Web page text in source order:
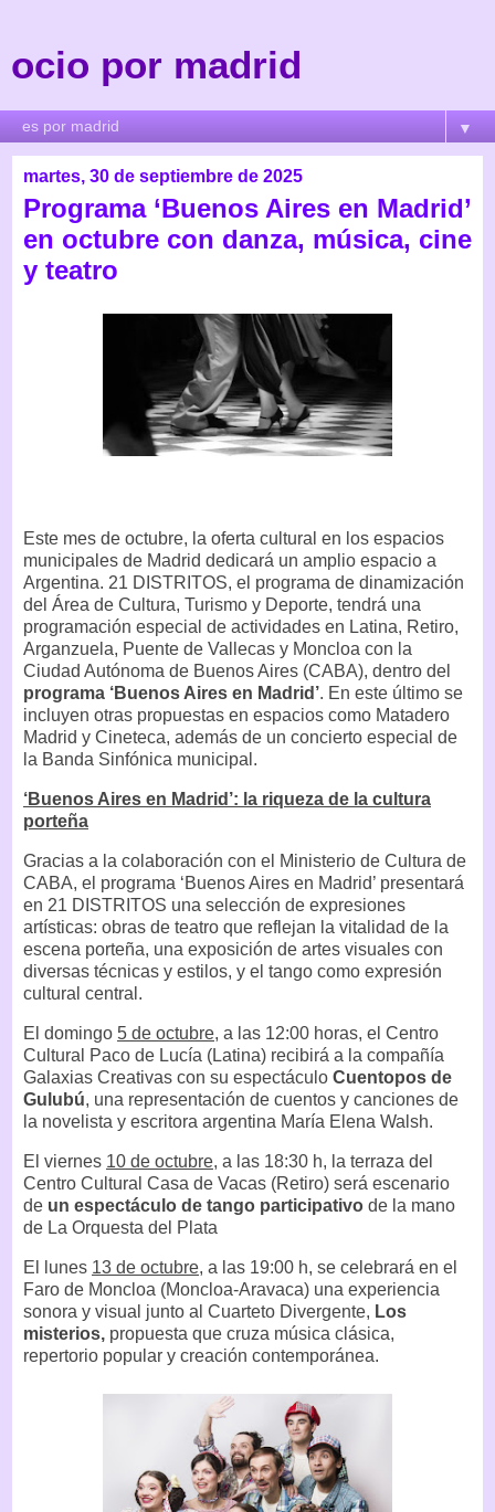
ocio por madrid
▼
martes, 30 de septiembre de 2025
Programa ‘Buenos Aires en Madrid’
en octubre con danza, música, cine
y teatro
Este mes de octubre, la oferta cultural en los espacios
municipales de Madrid dedicará un amplio espacio a
Argentina. 21 DISTRITOS, el programa de dinamización
del Área de Cultura, Turismo y Deporte, tendrá una
programación especial de actividades en Latina, Retiro,
Arganzuela, Puente de Vallecas y Moncloa con la
Ciudad Autónoma de Buenos Aires (CABA), dentro del
programa ‘Buenos Aires en Madrid’. En este último se
incluyen otras propuestas en espacios como Matadero
Madrid y Cineteca, además de un concierto especial de
la Banda Sinfónica municipal.
‘Buenos Aires en Madrid’: la riqueza de la cultura
porteña
Gracias a la colaboración con el Ministerio de Cultura de
CABA, el programa ‘Buenos Aires en Madrid’ presentará
en 21 DISTRITOS una selección de expresiones
artísticas: obras de teatro que reflejan la vitalidad de la
escena porteña, una exposición de artes visuales con
diversas técnicas y estilos, y el tango como expresión
cultural central.
El domingo 5 de octubre, a las 12:00 horas, el Centro
Cultural Paco de Lucía (Latina) recibirá a la compañía
Galaxias Creativas con su espectáculo Cuentopos de
Gulubú, una representación de cuentos y canciones de
la novelista y escritora argentina María Elena Walsh.
El viernes 10 de octubre, a las 18:30 h, la terraza del
Centro Cultural Casa de Vacas (Retiro) será escenario
de un espectáculo de tango participativo de la mano
de La Orquesta del Plata
El lunes 13 de octubre, a las 19:00 h, se celebrará en el
Faro de Moncloa (Moncloa-Aravaca) una experiencia
sonora y visual junto al Cuarteto Divergente, Los
misterios, propuesta que cruza música clásica,
repertorio popular y creación contemporánea.